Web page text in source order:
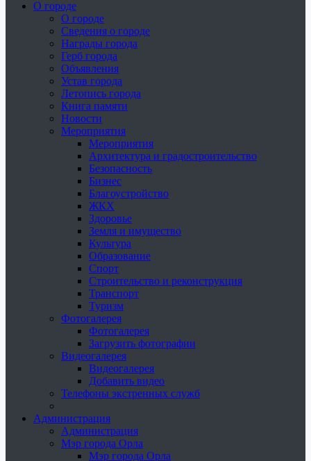
О городе
О городе
Сведения о городе
Награды города
Герб города
Объявления
Устав города
Летопись города
Книга памяти
Новости
Мероприятия
Мероприятия
Архитектура и градостроительство
Безопасность
Бизнес
Благоустройство
ЖКХ
Здоровье
Земля и имущество
Культура
Образование
Спорт
Строительство и реконструкция
Транспорт
Туризм
Фотогалерея
Фотогалерея
Загрузить фотографии
Видеогалерея
Видеогалерея
Добавить видео
Телефоны экстренных служб
Администрация
Администрация
Мэр города Орла
Мэр города Орла